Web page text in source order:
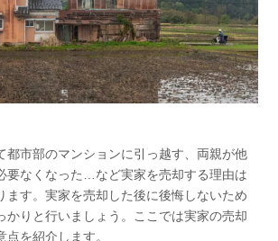
都市部のマンションに引っ越す、両親が他
要なくなった…など実家を売却する理由は
ます。実家を売却した後に後悔しないため
かりと行いましょう。ここでは実家の売却
を紹介します。